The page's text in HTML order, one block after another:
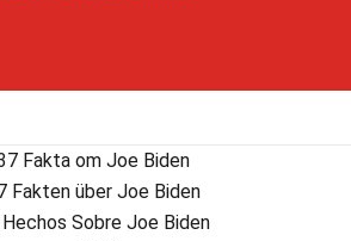
Fakta om Joe Biden
über Joe Biden
Sobre Joe Biden